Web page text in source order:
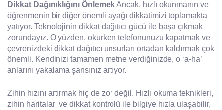
Dikkat Dağınıklığını ÖnlemekAncak, hızlı okunmanın ve
öğrenmenin bir diğer önemli ayağı dikkatimizi toplamakta
yatıyor. Teknolojinin dikkat dağıtıcı gücü ile başa çıkmak
zorundayız. O yüzden, okurken telefonunuzu kapatmak ve
çevrenizdeki dikkat dağıtıcı unsurları ortadan kaldırmak çok
önemli. Kendinizi tamamen metne verdiğinizde, o ‘a-ha’
anlarını yakalama şansınız artıyor.
Zihin hızını artırmak hiç de zor değil. Hızlı okuma teknikleri,
zihin haritaları ve dikkat kontrolü ile bilgiye hızla ulaşabilir,